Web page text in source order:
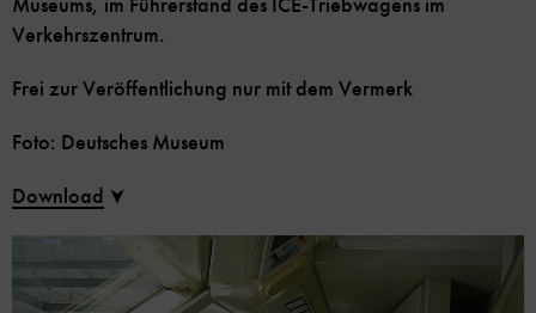
Verkehrszentrum.
Frei zur Veröffentlichung nur mit dem Vermerk
Foto: Deutsches Museum
Download